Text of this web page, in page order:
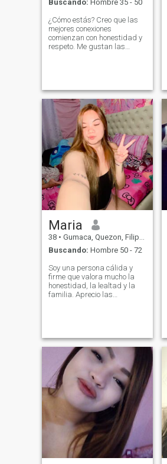
Buscando: Hombre 35 - 50
¿Cómo estás? Creo que las
mejores conexiones
comienzan con honestidad y
respeto. Me gustan las
conocer a alguien que valora
la confianza y la
amabilidad.
Maria
38 • Gumaca, Quezon, Filipinas
Buscando: Hombre 50 - 72
Soy una persona cálida y
firme que valora mucho la
honestidad, la lealtad y la
familia. Aprecio las
Creo que el amor genuino se
basa en la confianza, el
respeto y la amistad.